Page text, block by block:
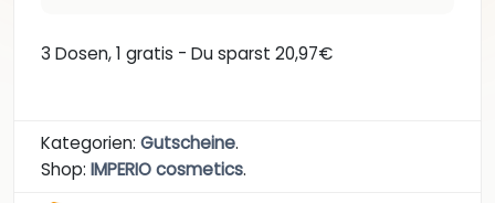
3 Dosen, 1 gratis - Du sparst 20,97€
Kategorien: Gutscheine.
Shop: IMPERIO cosmetics.